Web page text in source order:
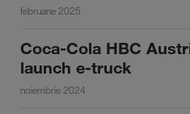
februarie 2025
Coca-Cola HBC
launch e-truck
noiembrie 2024